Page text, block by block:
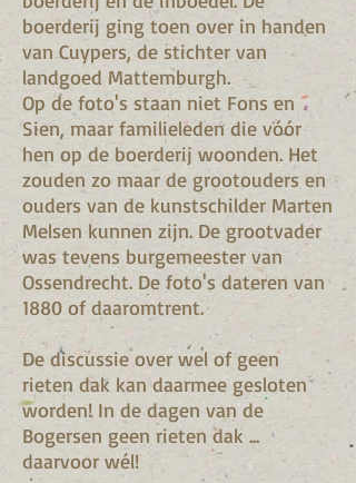
boerderij ging toen over in handen
van Cuypers, de stichter van
landgoed Mattemburgh.
Op de foto's staan niet Fons en
Sien, maar familieleden die vóór
hen op de boerderij woonden. Het
zouden zo maar de grootouders en
ouders van de kunstschilder Marten
Melsen kunnen zijn. De grootvader
was tevens burgemeester van
Ossendrecht. De foto's dateren van
1880 of daaromtrent.
De discussie over wel of geen
rieten dak kan daarmee gesloten
worden! In de dagen van de
Bogersen geen rieten dak ...
daarvoor wél!